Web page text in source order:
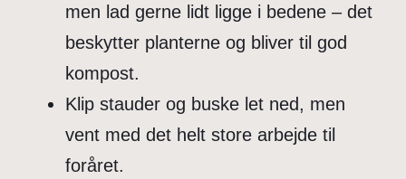
men lad gerne lidt ligge i bedene – det
beskytter planterne og bliver til god
kompost.
Klip stauder og buske let ned, men
vent med det helt store arbejde til
foråret.